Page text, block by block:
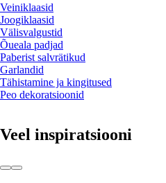
Veiniklaasid
Joogiklaasid
Välisvalgustid
Õueala padjad
Paberist salvrätikud
Garlandid
Tähistamine ja kingitused
Peo dekoratsioonid
Veel inspiratsiooni